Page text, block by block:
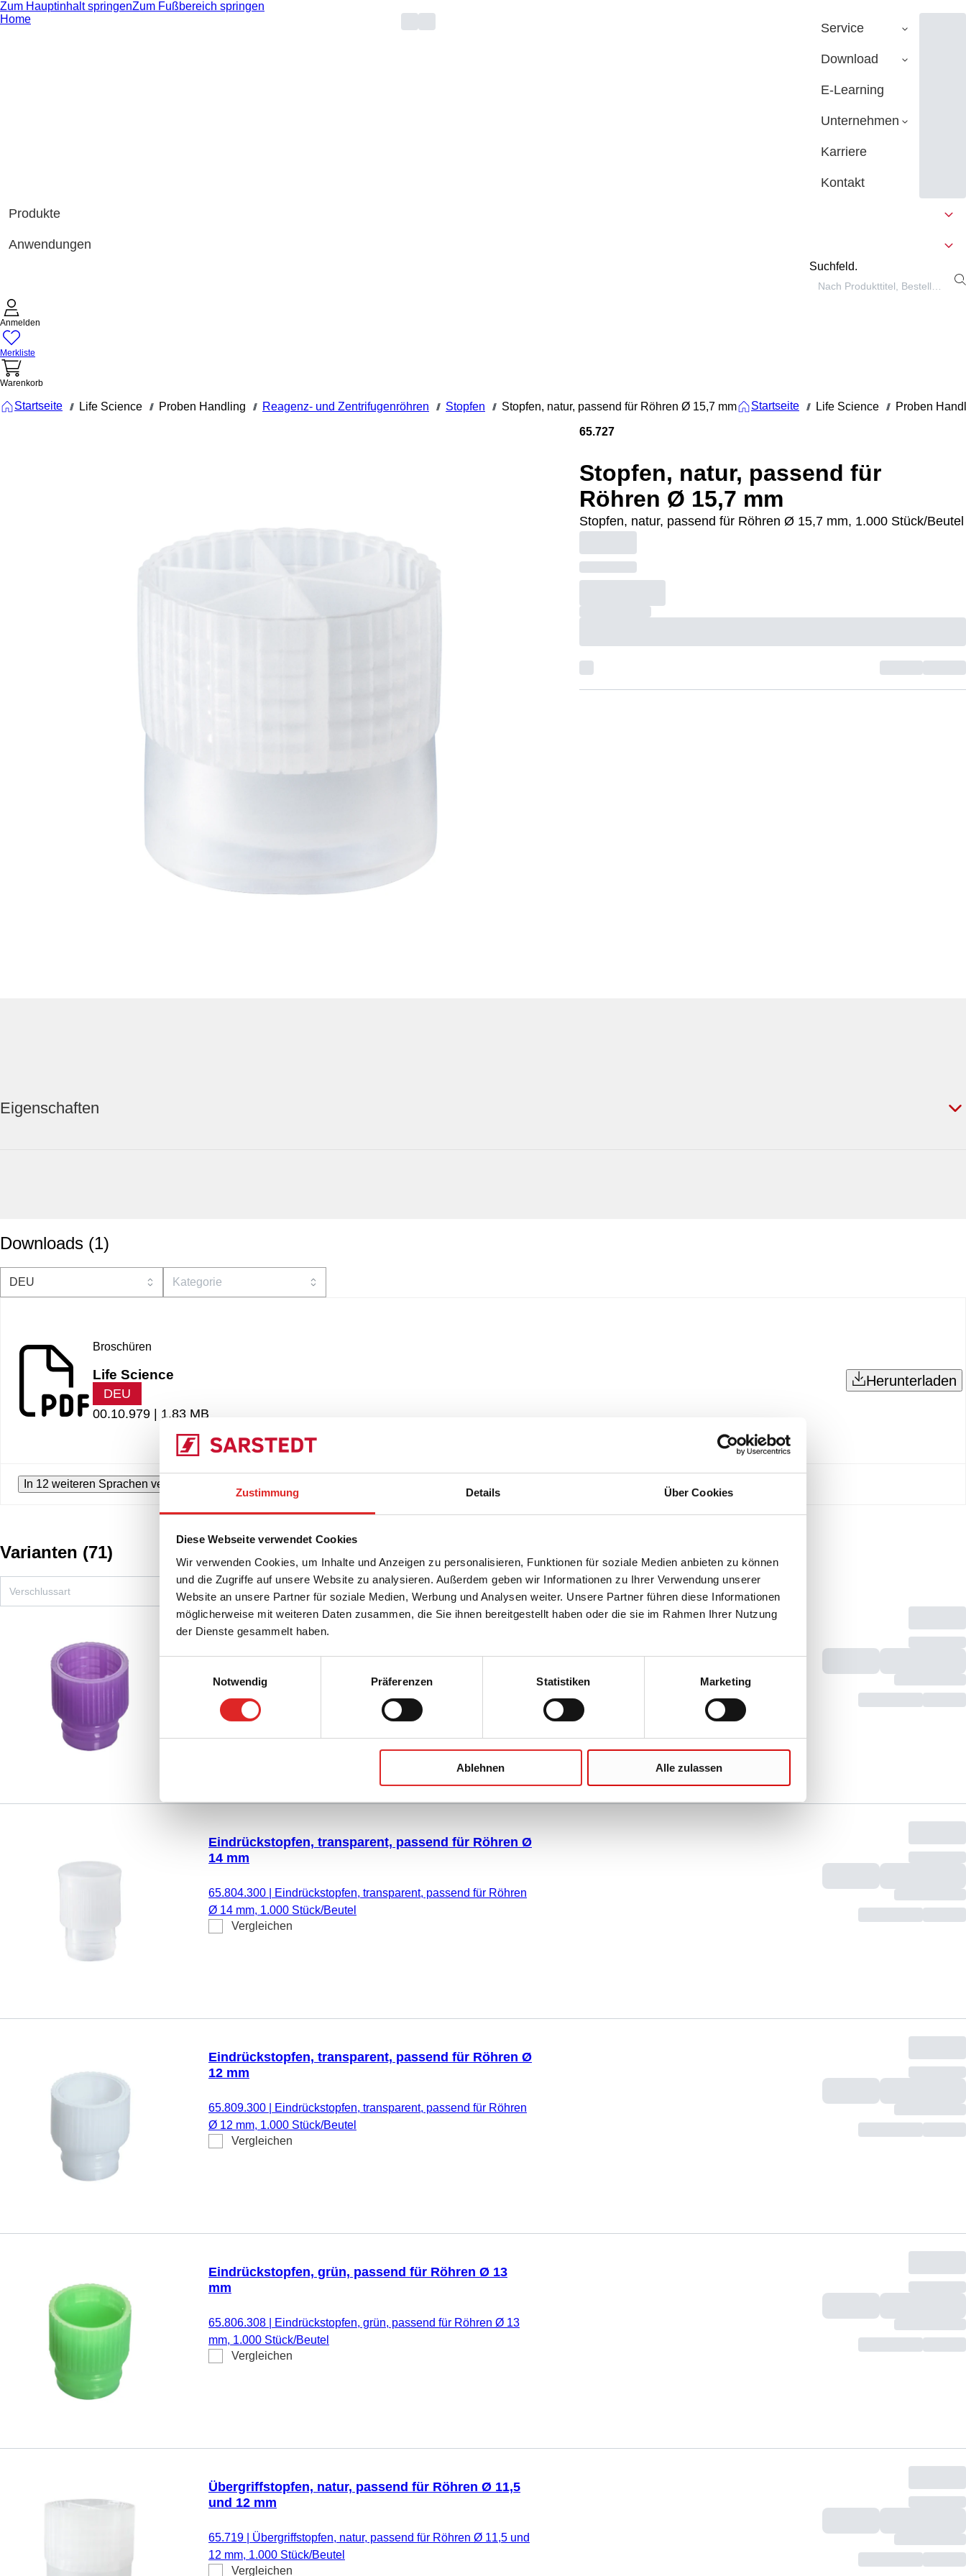
Zustimmung Details Über Cookies
Diese Webseite verwendet Cookies
Wir verwenden Cookies, um Inhalte und Anzeigen zu personalisieren, Funktionen für soziale Medien anbieten zu können
und die Zugriffe auf unsere Website zu analysieren. Außerdem geben wir Informationen zu Ihrer Verwendung unserer
Website an unsere Partner für soziale Medien, Werbung und Analysen weiter. Unsere Partner führen diese Informationen
möglicherweise mit weiteren Daten zusammen, die Sie ihnen bereitgestellt haben oder die sie im Rahmen Ihrer Nutzung
der Dienste gesammelt haben.
Notwendig
Präferenzen Statistiken Marketing
Ablehnen Alle zulassen
Zum Hauptinhalt springenZum Fußbereich springen
Home
Service
Download
E-Learning
Unternehmen
Karriere
Kontakt
Produkte
Anwendungen
Suchfeld.
Anmelden
Merkliste
Warenkorb
Startseite /// Life Science /// Proben Handling /// Reagenz- und Zentrifugenröhren /// Stopfen /// Stopfen, natur, passend für Röhren Ø 15,7 mm Startseite /// Life Science /// Proben
65.727
Stopfen, natur, passend für
Röhren Ø 15,7 mm
Stopfen, natur, passend für Röhren Ø 15,7 mm, 1.000 Stück/Beutel
Eigenschaften
Downloads (1)
Broschüren
Life Science
DEU
00.10.979 | 1.83 MB
Herunterladen
In 12 weiteren Sprachen verfügbar
Varianten (71)
Eindrückstopfen, violett, passend für Röhren Ø 12
65.809.303|
Eindrückstopfen, violett, passend für Röhren Ø 12
Vergleichen
Eindrückstopfen, transparent, passend für Röhren Ø
14 mm
65.804.300
Eindrückstopfen, transparent, passend für Röhren
Ø 14 mm, 1.000 Stück/Beutel
Vergleichen
Eindrückstopfen, transparent, passend für Röhren Ø
12 mm
65.809.300
Eindrückstopfen, transparent, passend für Röhren
Ø 12 mm, 1.000 Stück/Beutel
Vergleichen
Eindrückstopfen, grün, passend für Röhren Ø 13
mm
65.806.308
Eindrückstopfen, grün, passend für Röhren Ø 13
mm, 1.000 Stück/Beutel
Vergleichen
Übergriffstopfen, natur, passend für Röhren Ø 11,5
und 12 mm
65.719
Übergriffstopfen, natur, passend für Röhren Ø 11,5 und
12 mm, 1.000 Stück/Beutel
Vergleichen